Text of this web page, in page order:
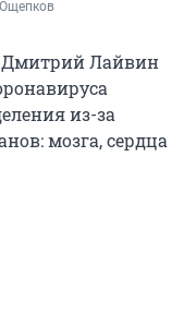
Дмитрий Лайвин
из-за
мозга, сердца